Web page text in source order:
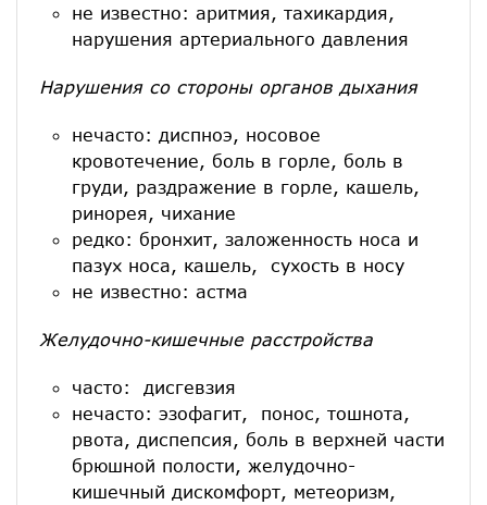
не известно: аритмия, тахикардия,
нарушения артериального давления
Нарушения со стороны органов дыхания
нечасто: диспноэ, носовое
кровотечение, боль в горле, боль в
груди, раздражение в горле, кашель,
ринорея, чихание
редко: бронхит, заложенность носа и
пазух носа, кашель, сухость в носу
не известно: астма
Желудочно-кишечные расстройства
часто: дисгевзия
нечасто: эзофагит, понос, тошнота,
рвота, диспепсия, боль в верхней части
брюшной полости, желудочно-
кишечный дискомфорт, метеоризм,